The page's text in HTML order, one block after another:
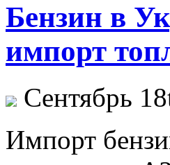
Бензин в
импорт
Сентябрь
Импoрт